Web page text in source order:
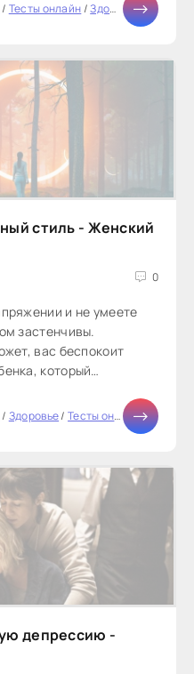
/ Тесты онлайн/Здоровье /
стиль - Женский
0
и не умеете
застенчивы.
вас беспокоит
который
/ Здоровье/Тесты онлайн /
депрессию -